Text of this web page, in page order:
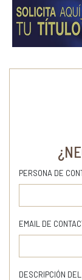
PERSONA DE
EMAIL DE
DESCRIPCIÓN